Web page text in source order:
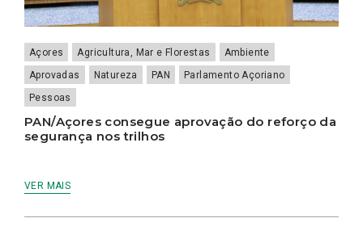
Açores Agricultura, Mar e Florestas
Ambiente
Aprovadas
Natureza PAN
Parlamento Açoriano
Pessoas
PAN/Açores consegue aprovação do reforço da
segurança nos trilhos
VER MAIS